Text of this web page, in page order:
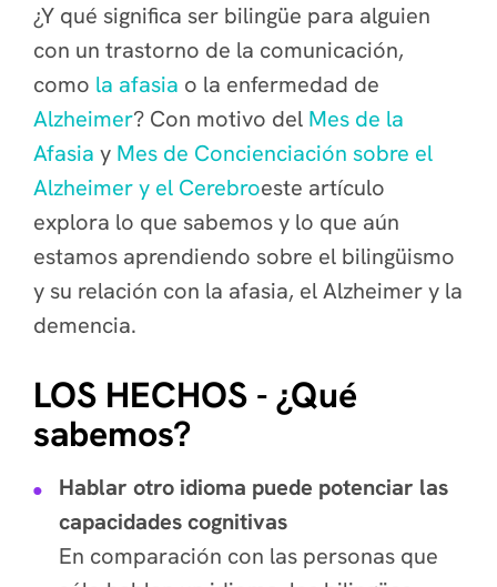
¿Y qué significa ser bilingüe para alguien
con un trastorno de la comunicación,
como la afasia o la enfermedad de
Alzheimer? Con motivo del Mes de la
Afasia y Mes de Concienciación sobre el
Alzheimer y el Cerebroeste artículo
explora lo que sabemos y lo que aún
estamos aprendiendo sobre el bilingüismo
y su relación con la afasia, el Alzheimer y la
demencia.
LOS HECHOS - ¿Qué
sabemos?
Hablar otro idioma puede potenciar las
capacidades cognitivas
En comparación con las personas que